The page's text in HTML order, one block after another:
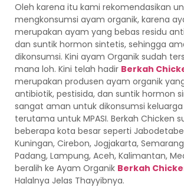
Oleh karena itu kami rekomendasikan
mengkonsumsi ayam organik, karena
merupakan ayam yang bebas residu
dan suntik hormon sintetis, sehingga
dikonsumsi. Kini ayam Organik sudah
mana loh. Kini telah hadir Berkah
merupakan produsen ayam organik
antibiotik, pestisida, dan suntik hormon
sangat aman untuk dikonsumsi
terutama untuk MPASI. Berkah Chicken
beberapa kota besar seperti
Kuningan, Cirebon, Jogjakarta,
Padang, Lampung, Aceh, Kalimantan,
beralih ke Ayam Organik Berkah
Halalnya Jelas Thayyibnya.